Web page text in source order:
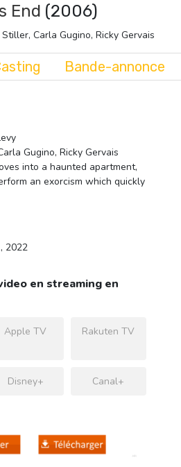
End (2006)
Carla Gugino, Ricky Gervais
Bande-annonce
Gugino, Ricky Gervais
into a haunted apartment,
an exorcism which quickly
2022
en streaming en
Apple TV Rakuten TV
Disney+ Canal+